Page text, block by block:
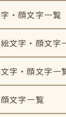
・顔文字一覧
文字・顔文字
字・顔文字一
文字一覧